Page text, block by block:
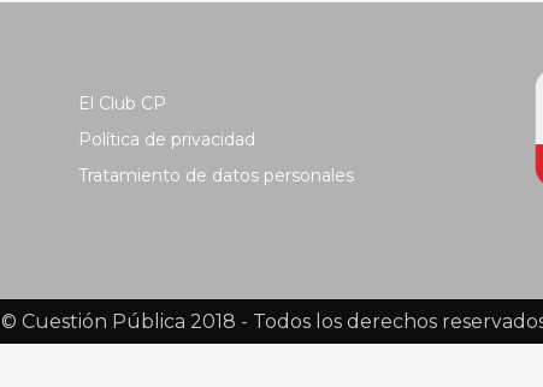
El Club CP
Política de privacidad
Tratamiento de datos personales
© Cuestión Pública 2018 - Todos los derechos